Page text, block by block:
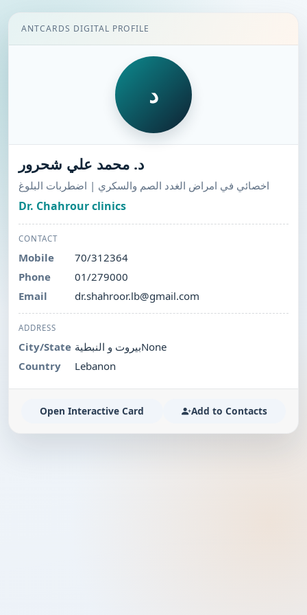
ANTCARDS DIGITAL PROFILE
د
د. محمد علي شحرور
اخصائي في امراض الغدد الصم والسكري | اضطربات البلوغ
Dr. Chahrour clinics
CONTACT
Mobile
70/312364
Phone
01/279000
Email
dr.shahroor.lb@gmail.com
ADDRESS
City/State
بيروت و النبطيةNone
Country
Lebanon
Open Interactive Card Add to Contacts